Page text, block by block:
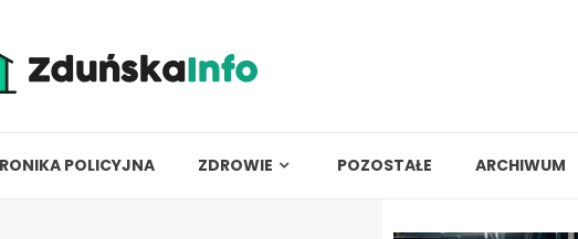
POLICYJNA ZDROWIE POZOSTAŁE ARCHIWUM